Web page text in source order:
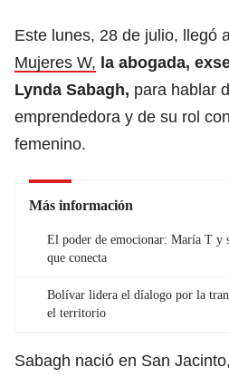
Este lunes, 28 de julio, llegó
Mujeres W, la abogada,
Lynda Sabagh, para hablar
emprendedora y de su rol
femenino.
Más información
El poder de emocionar: María T y
que conecta
Bolívar lidera el díalogo por la
el territorio
Sabagh nació en San Jacinto,